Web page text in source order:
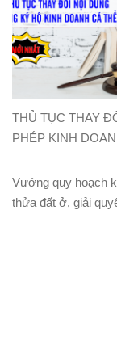
THỦ TỤC THAY
PHÉP KINH
Vướng quy hoạch
thửa đất ở, giải